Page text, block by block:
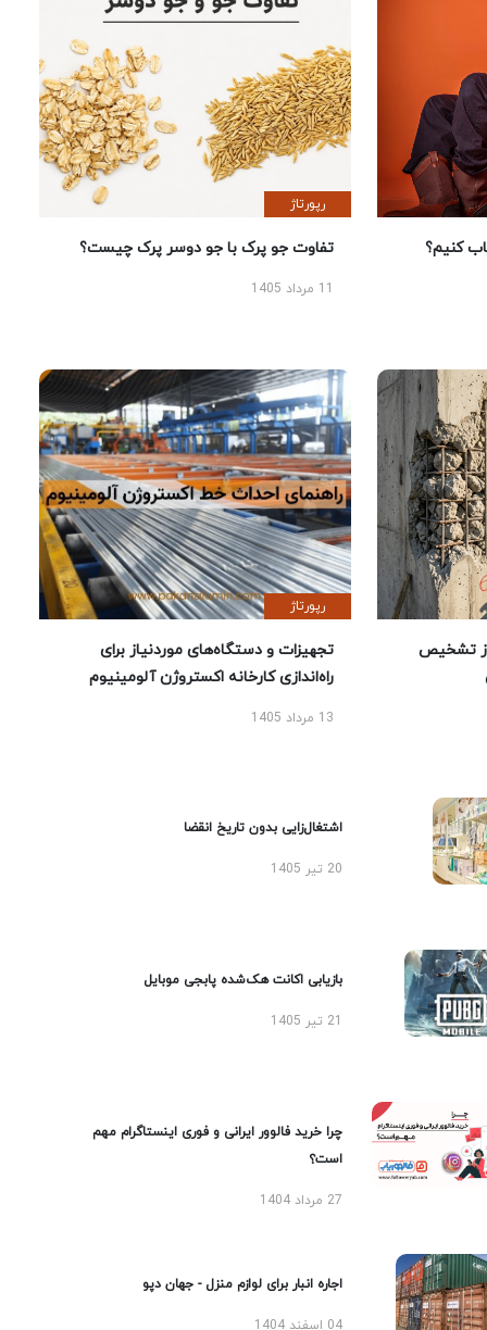
کنیم؟
رپورتاژ
تفاوت جو پرک با جو دوسر پرک چیست؟
تشخیص
رپورتاژ
تجهیزات و دستگاه‌های موردنیاز برای
راه‌اندازی کارخانه اکستروژن آلومینیوم
13 مرداد 1405
اشتغال‌زایی بدون تاریخ انقضا
20 تیر 1405
بازیابی اکانت هک‌شده پابجی موبایل
چرا خرید فالوور ایرانی و فوری اینستاگرام مهم
است؟
27 مرداد 1404
اجاره انبار برای لوازم منزل - جهان دپو
04 اسفند 1404